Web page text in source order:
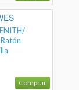
Comprar